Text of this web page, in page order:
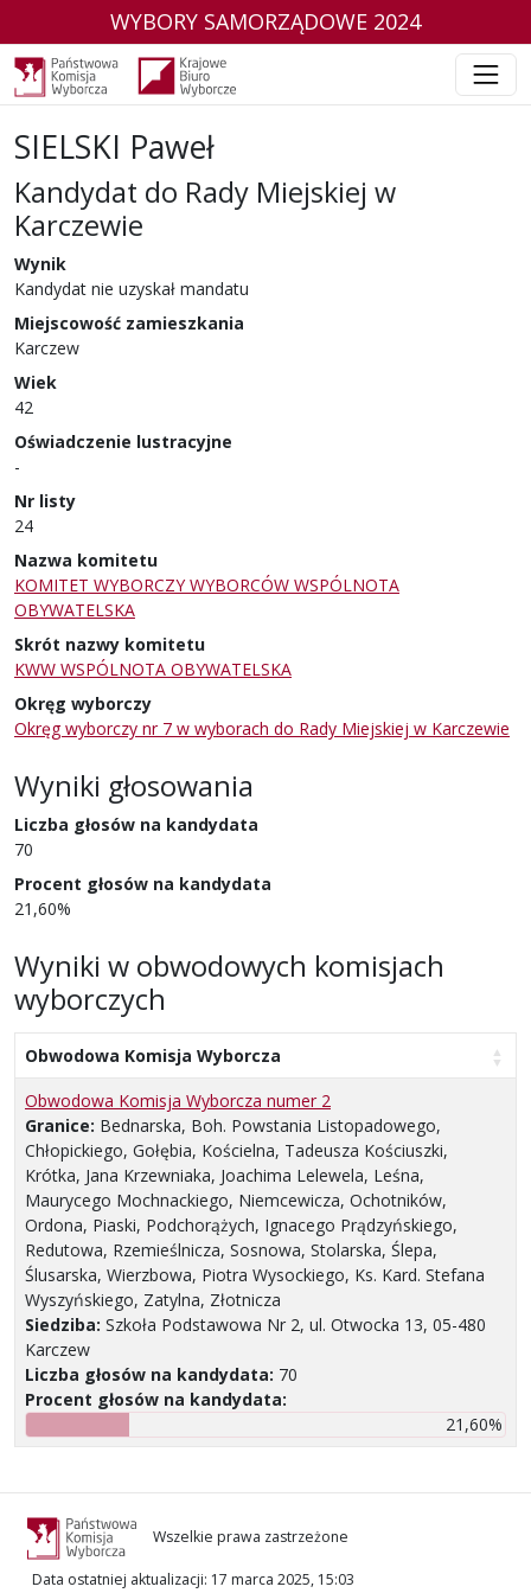
WYBORY SAMORZĄDOWE 2024
SIELSKI Paweł
Kandydat do Rady Miejskiej w
Karczewie
w wyborach samorządowych w 2024 r.
Wynik
Kandydat nie uzyskał mandatu
Miejscowość zamieszkania
Karczew
Wiek
42
Oświadczenie lustracyjne
-
Nr listy
24
Nazwa komitetu
KOMITET WYBORCZY WYBORCÓW WSPÓLNOTA
OBYWATELSKA
Skrót nazwy komitetu
KWW WSPÓLNOTA OBYWATELSKA
Okręg wyborczy
Okręg wyborczy nr 7 w wyborach do Rady Miejskiej w Karczewie
Wyniki głosowania
Liczba głosów na kandydata
70
Procent głosów na kandydata
21,60%
Wyniki w obwodowych komisjach
wyborczych
Obwodowa Komisja Wyborcza
Obwodowa Komisja Wyborcza numer 2
Granice: Bednarska, Boh. Powstania Listopadowego,
Chłopickiego, Gołębia, Kościelna, Tadeusza Kościuszki,
Krótka, Jana Krzewniaka, Joachima Lelewela, Leśna,
Maurycego Mochnackiego, Niemcewicza, Ochotników,
Ordona, Piaski, Podchorążych, Ignacego Prądzyńskiego,
Redutowa, Rzemieślnicza, Sosnowa, Stolarska, Ślepa,
Ślusarska, Wierzbowa, Piotra Wysockiego, Ks. Kard. Stefana
Wyszyńskiego, Zatylna, Złotnicza
Siedziba: Szkoła Podstawowa Nr 2, ul. Otwocka 13, 05-480
Karczew
Liczba głosów na kandydata: 70
Procent głosów na kandydata:
21,60%
Wszelkie prawa zastrzeżone
Data ostatniej aktualizacji: 17 marca 2025, 15:03